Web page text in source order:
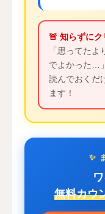
🚨 知らずに
「思ってたよ
でよかった…
読んでおくだ
ます！
✨
無料カウ